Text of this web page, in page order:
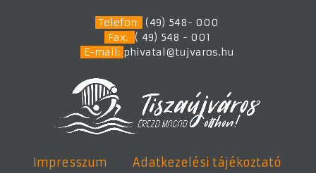
Telefon: (49) 548- 000
Fax: ( 49) 548 - 001
E-mail: phivatal@tujvaros.hu
Impresszum Adatkezelési tájékoztató